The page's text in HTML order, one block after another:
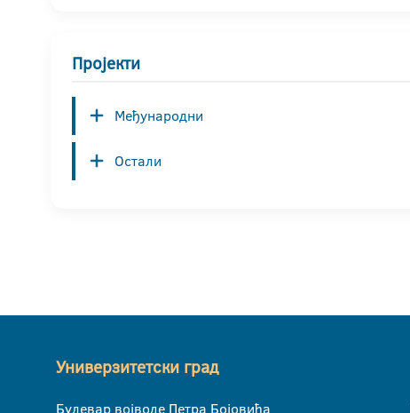
Пројекти
Међународни
Остали
Универзитетски град
Булевар војводе Петра Бојовића